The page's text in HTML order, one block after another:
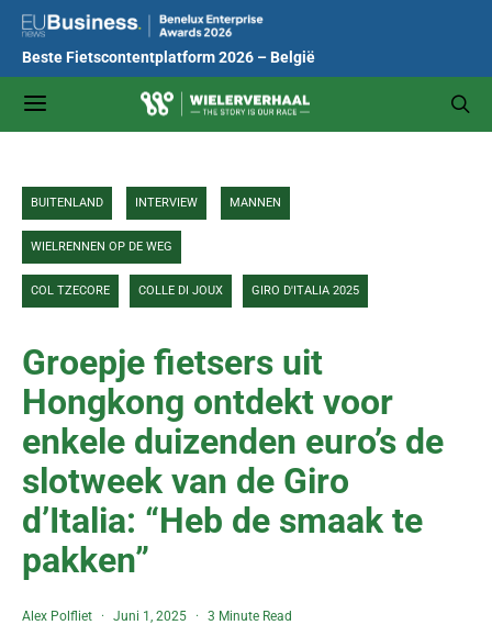
Beste Fietscontentplatform 2026 – België
BUITENLAND INTERVIEW MANNEN
WIELRENNEN OP DE WEG
COL TZECORE COLLE DI JOUX GIRO D'ITALIA 2025
Groepje fietsers uit
Hongkong ontdekt voor
enkele duizenden euro’s de
slotweek van de Giro
d’Italia: “Heb de smaak te
pakken”
Alex Polfliet Juni 1, 2025 3 Minute Read